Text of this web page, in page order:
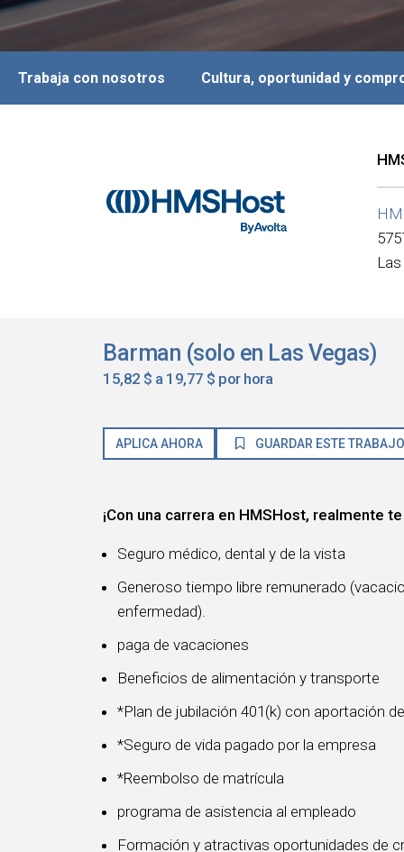
Trabaja con nosotros Cultura, oportunidad y
Barman (solo en Las Vegas)
15,82 $ a 19,77 $ por hora
APLICA AHORA GUARDAR ESTE TRABAJO
¡Con una carrera en HMSHost, realmente
Seguro médico, dental y de la vista
Generoso tiempo libre remunerado
enfermedad).
paga de vacaciones
Beneficios de alimentación y transporte
*Plan de jubilación 401(k) con aportación
*Seguro de vida pagado por la empresa
*Reembolso de matrícula
programa de asistencia al empleado
Formación y atractivas oportunidades de